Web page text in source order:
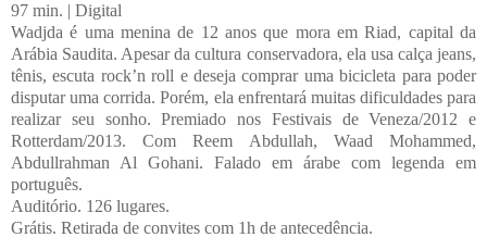
97 min. | Digital
Wadjda é uma menina de 12 anos que mora em Riad, capital da
Arábia Saudita. Apesar da cultura conservadora, ela usa calça jeans,
tênis, escuta rock’n roll e deseja comprar uma bicicleta para poder
disputar uma corrida. Porém, ela enfrentará muitas dificuldades para
realizar seu sonho. Premiado nos Festivais de Veneza/2012 e
Rotterdam/2013. Com Reem Abdullah, Waad Mohammed,
Abdullrahman Al Gohani. Falado em árabe com legenda em
português.
Auditório. 126 lugares.
Grátis. Retirada de convites com 1h de antecedência.